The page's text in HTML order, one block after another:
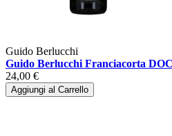
Guido Berlucchi
Guido Berlucchi Franciacorta
24,00 €
Aggiungi al Carrello